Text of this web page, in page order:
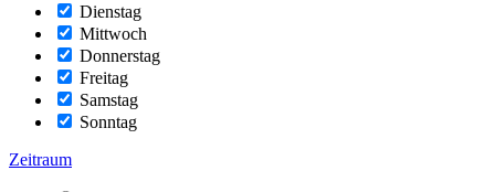
Dienstag
Mittwoch
Donnerstag
Freitag
Samstag
Sonntag
Zeitraum